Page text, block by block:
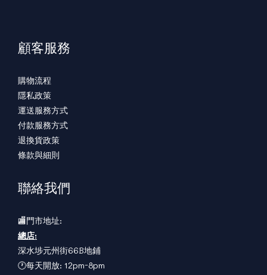
顧客服務
購物流程
隱私政策
運送服務方式
付款服務方式
退換貨政策
條款與細則
聯絡我們
🏬門市地址:
總店:
深水埗元州街66B地鋪
🕐每天開放: 12pm-8pm